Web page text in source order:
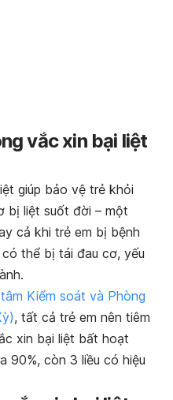
vắc xin bại liệt
giúp bảo vệ trẻ khỏi
bị liệt suốt đời – một
cả khi trẻ em bị bệnh
thể bị tái đau cơ, yếu
Kiểm soát và Phòng
, tất cả trẻ em nên tiêm
xin bại liệt bất hoạt
90%, còn 3 liều có hiệu